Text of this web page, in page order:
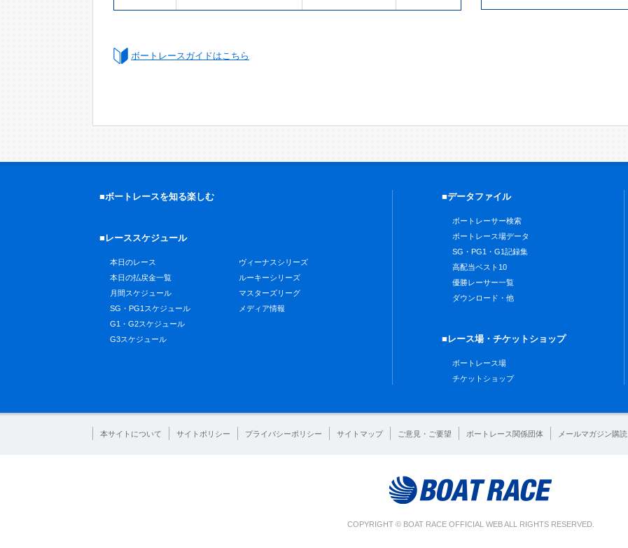
ボートレースガイドはこちら
■ボートレースを知る楽しむ
■レーススケジュール
本日のレース
本日の払戻金一覧
月間スケジュール
SG・PG1スケジュール
G1・G2スケジュール
G3スケジュール
ヴィーナスシリーズ
ルーキーシリーズ
マスターズリーグ
メディア情報
■データファイル
ボートレーサー検索
ボートレース場データ
SG・PG1・G1記録集
高配当ベスト10
優勝レーサー一覧
ダウンロード・他
■レース場・チケットショップ
ボートレース場
チケットショップ
本サイトについて サイトポリシー プライバシーポリシー サイトマップ ご意見・ご要望 ボートレース関係団体 メールマガジン購読
COPYRIGHT © BOAT RACE OFFICIAL WEB ALL RIGHTS RESERVED.